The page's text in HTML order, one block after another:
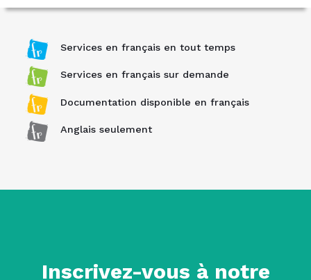
Services en français en tout temps
Services en français sur demande
Documentation disponible en français
Anglais seulement
Inscrivez-vous à notre